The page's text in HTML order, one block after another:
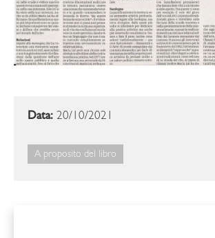
Data: 20/10/2021
A proposito del libro